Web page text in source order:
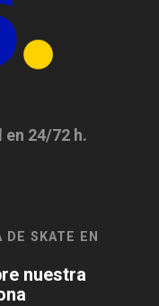
en 24/72 h.
DE SKATE EN
nuestra